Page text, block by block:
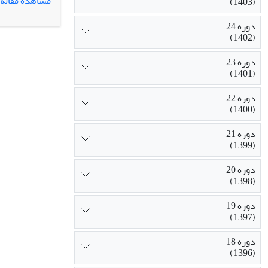
شدن،
مخدر؛
دوره 24
(1402)
دوره 23
(1401)
دوره 22
(1400)
دوره 21
(1399)
دوره 20
(1398)
دوره 19
(1397)
دوره 18
(1396)